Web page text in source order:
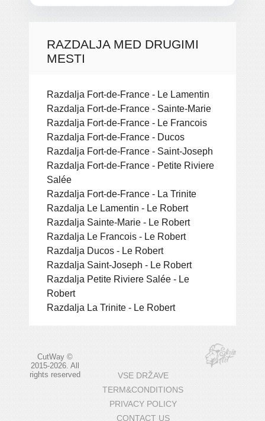
RAZDALJA MED DRUGIMI
MESTI
Razdalja Fort-de-France - Le Lamentin
Razdalja Fort-de-France - Sainte-Marie
Razdalja Fort-de-France - Le Francois
Razdalja Fort-de-France - Ducos
Razdalja Fort-de-France - Saint-Joseph
Razdalja Fort-de-France - Petite Riviere
Salée
Razdalja Fort-de-France - La Trinite
Razdalja Le Lamentin - Le Robert
Razdalja Sainte-Marie - Le Robert
Razdalja Le Francois - Le Robert
Razdalja Ducos - Le Robert
Razdalja Saint-Joseph - Le Robert
Razdalja Petite Riviere Salée - Le
Robert
Razdalja La Trinite - Le Robert
CutWay ©
2015-2026. All
rights reserved
VSE DRŽAVE
TERM&CONDITIONS
PRIVACY POLICY
CONTACT US